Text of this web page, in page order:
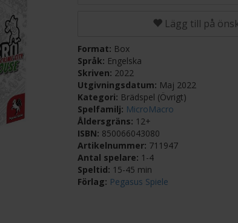
Lägg till på
Format: Box
Språk: Engelska
Skriven: 2022
Utgivningsdatum: Maj 2022
Kategori: Brädspel (Övrigt)
Spelfamilj: MicroMacro
Åldersgräns: 12+
ISBN: 850066043080
Artikelnummer: 711947
Antal spelare: 1-4
Speltid: 15-45 min
Förlag: Pegasus Spiele